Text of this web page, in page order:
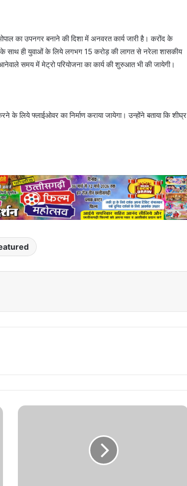
का उपनगर बनाने की दिशा में अनवरत कार्य जारी है। करोंद के
ही युवाओं के लिये लगभग 15 करोड़ की लागत से नरेला शासकीय
समय में मेट्रो परियोजना का कार्य की शुरुआत भी की जायेगी।
के लिये फ्लाईओवर का निर्माण कराया जायेगा। उन्होंने बताया कि शीघ्र